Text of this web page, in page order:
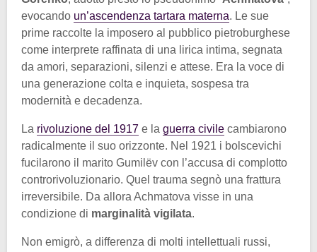
evocando un’ascendenza tartara materna. Le sue
prime raccolte la imposero al pubblico pietroburghese
come interprete raffinata di una lirica intima, segnata
da amori, separazioni, silenzi e attese. Era la voce di
una generazione colta e inquieta, sospesa tra
modernità e decadenza.
La rivoluzione del 1917 e la guerra civile cambiarono
radicalmente il suo orizzonte. Nel 1921 i bolscevichi
fucilarono il marito Gumilëv con l’accusa di complotto
controrivoluzionario. Quel trauma segnò una frattura
irreversibile. Da allora Achmatova visse in una
condizione di marginalità vigilata.
Non emigrò, a differenza di molti intellettuali russi,